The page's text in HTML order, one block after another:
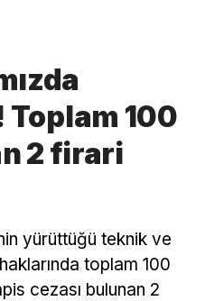
100
2 firari
yürüttüğü teknik ve
toplam 100
cezası bulunan 2